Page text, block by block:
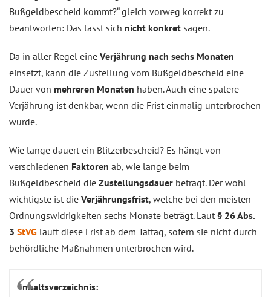
Bußgeldbescheid kommt?“ gleich vorweg korrekt zu
beantworten: Das lässt sich nicht konkret sagen.
Da in aller Regel eine Verjährung nach sechs Monaten
einsetzt, kann die Zustellung vom Bußgeldbescheid eine
Dauer von mehreren Monaten haben. Auch eine spätere
Verjährung ist denkbar, wenn die Frist einmalig unterbrochen
wurde.
Wie lange dauert ein Blitzerbescheid? Es hängt von
verschiedenen Faktoren ab, wie lange beim
Bußgeldbescheid die Zustellungsdauer beträgt. Der wohl
wichtigste ist die Verjährungsfrist, welche bei den meisten
Ordnungswidrigkeiten sechs Monate beträgt. Laut § 26 Abs.
3 StVG läuft diese Frist ab dem Tattag, sofern sie nicht durch
behördliche Maßnahmen unterbrochen wird.
Inhaltsverzeichnis: